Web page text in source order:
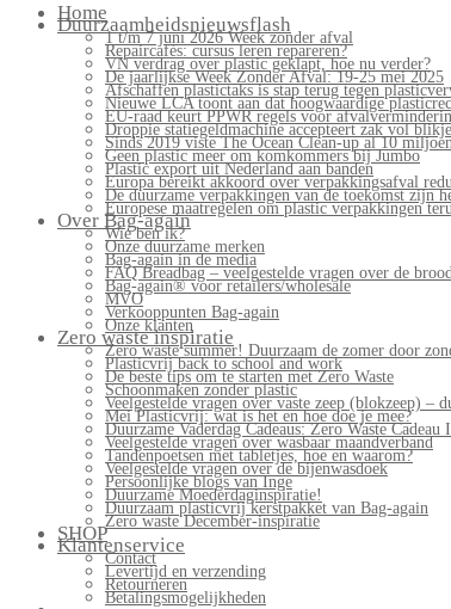
Home
Duurzaamheidsnieuwsflash
1 t/m 7 juni 2026 Week zonder afval
Repaircafés: cursus leren repareren?
VN verdrag over plastic geklapt, hoe nu verder?
De jaarlijkse Week Zonder Afval: 19-25 mei 2025
Afschaffen plastictaks is stap terug tegen
Nieuwe LCA toont aan dat hoogwaardige
EU-raad keurt PPWR regels voor
Droppie statiegeldmachine accepteert zak vol
Sinds 2019 viste The Ocean Clean-up al 10
Geen plastic meer om komkommers bij Jumbo
Plastic export uit Nederland aan banden
Europa bereikt akkoord over verpakkingsafval
De duurzame verpakkingen van de toekomst zijn
Europese maatregelen om plastic verpakkingen
Over Bag-again
Wie ben ik?
Onze duurzame merken
Bag-again in de media
FAQ Breadbag – veelgestelde vragen over de
Bag-again® voor retailers/wholesale
MVO
Verkooppunten Bag-again
Onze klanten
Zero waste inspiratie
Zero waste summer! Duurzaam de zomer door
Plasticvrij back to school and work
De beste tips om te starten met Zero Waste
Schoonmaken zonder plastic
Veelgestelde vragen over vaste zeep (blokzeep) –
Mei Plasticvrij: wat is het en hoe doe je mee?
Duurzame Vaderdag Cadeaus: Zero Waste
Veelgestelde vragen over wasbaar maandverband
Tandenpoetsen met tabletjes, hoe en waarom?
Veelgestelde vragen over de bijenwasdoek
Persoonlijke blogs van Inge
Duurzame Moederdaginspiratie!
Duurzaam plasticvrij kerstpakket van Bag-again
Zero waste December-inspiratie
SHOP
Klantenservice
Contact
Levertijd en verzending
Retourneren
Betalingsmogelijkheden